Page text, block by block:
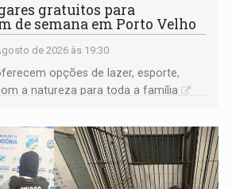
gratuitos para
de semana em Porto Velho
de 2026 às 19:30
opções de lazer, esporte,
a natureza para toda a família